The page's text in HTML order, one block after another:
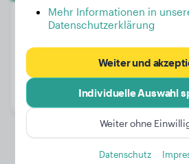
Alter:
Geschlecht:
Mehr Informationen in
Datenschutzerklärung
Weiter und
Individuelle Auswahl
Weiter ohne
Datenschutz